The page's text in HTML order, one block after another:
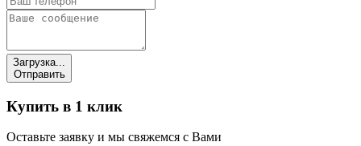
Загрузка...
Отправить
Купить в 1 клик
Оставьте заявку и мы свяжемся с Вами